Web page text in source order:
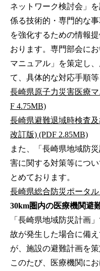
ネットワーク検討会」
係る技術的・専門的な
を強化するための情報
おります。専門部会に
マニュアル」を策定し
て、具体的な対応手順等
長崎県原子力災害医療
F 4.75MB)
長崎県避難退域時検査
改訂版) (PDF 2.85MB)
また、「長崎県地域防
害に関する対策等につ
とめております。
長崎県総合防災ポータル
30km圏内の医療機関避
「長崎県地域防災計画
故が発生した場合に備
が、施設の避難計画を
このたび、医療機関に